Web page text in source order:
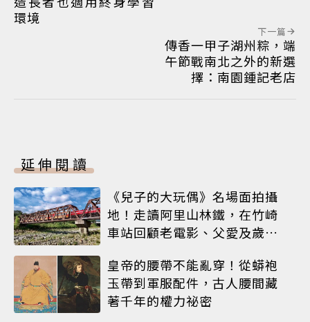
環境
下一篇
傳香一甲子湖州粽，端
午節戰南北之外的新選
擇：南園鍾記老店
延伸閱讀
《兒子的大玩偶》名場面拍攝
地！走讀阿里山林鐵，在竹崎
車站回顧老電影、父愛及歲月
皇帝的腰帶不能亂穿！從蟒袍
玉帶到軍服配件，古人腰間藏
著千年的權力祕密